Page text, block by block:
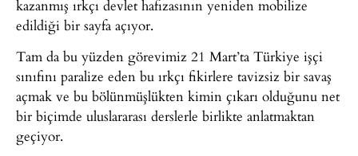
kazanmış ırkçı devlet hafızasının yeniden mobilize
edildiği bir sayfa açıyor.
Tam da bu yüzden görevimiz 21 Mart’ta Türkiye işçi
sınıfını paralize eden bu ırkçı fikirlere tavizsiz bir savaş
açmak ve bu bölünmüşlükten kimin çıkarı olduğunu net
bir biçimde uluslararası derslerle birlikte anlatmaktan
geçiyor.